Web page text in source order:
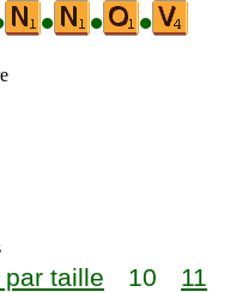
• • •
par taille 10
11